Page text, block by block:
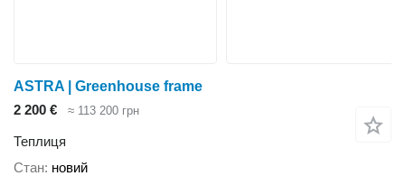
ASTRA | Greenhouse frame
2 200 €
≈ 113 200 грн
Теплиця
Стан новий